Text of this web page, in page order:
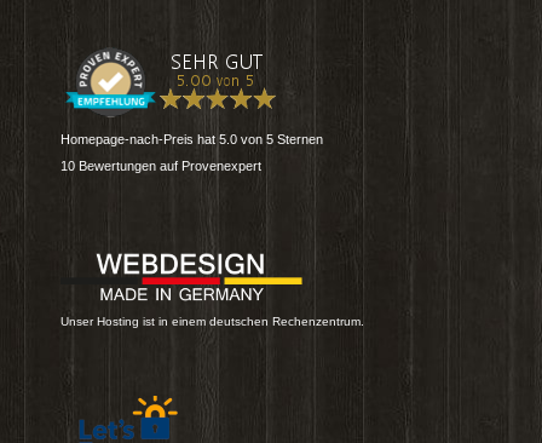
Homepage-nach-Preis hat 5.0 von 5 Sternen
10 Bewertungen auf Provenexpert
Unser Hosting ist in einem deutschen Rechenzentrum.